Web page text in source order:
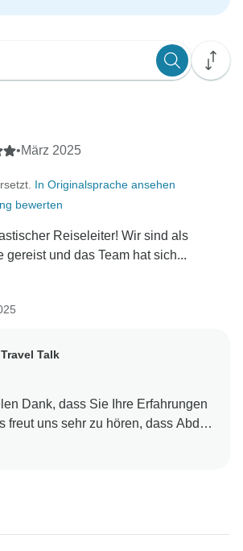
•März 2025
In Originalsprache ansehen
bewerten
Reiseleiter! Wir sind als
gereist und das Team hat sich...
Travel Talk
Dank, dass Sie Ihre Erfahrungen
freut uns sehr zu hören, dass Abdul
Familienreise zu etwas ganz
zu erkunden. Wir schätzen Ihr
zu den Unterkünften und
Sie bald bei einem weiteren